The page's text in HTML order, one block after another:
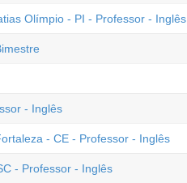
Olímpio - PI - Professor - Inglês
- Inglês
- CE - Professor - Inglês
- Professor - Inglês